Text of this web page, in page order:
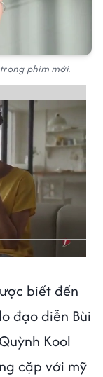
phim mới.
biết đến
đạo diễn Bùi
Kool
cặp với mỹ